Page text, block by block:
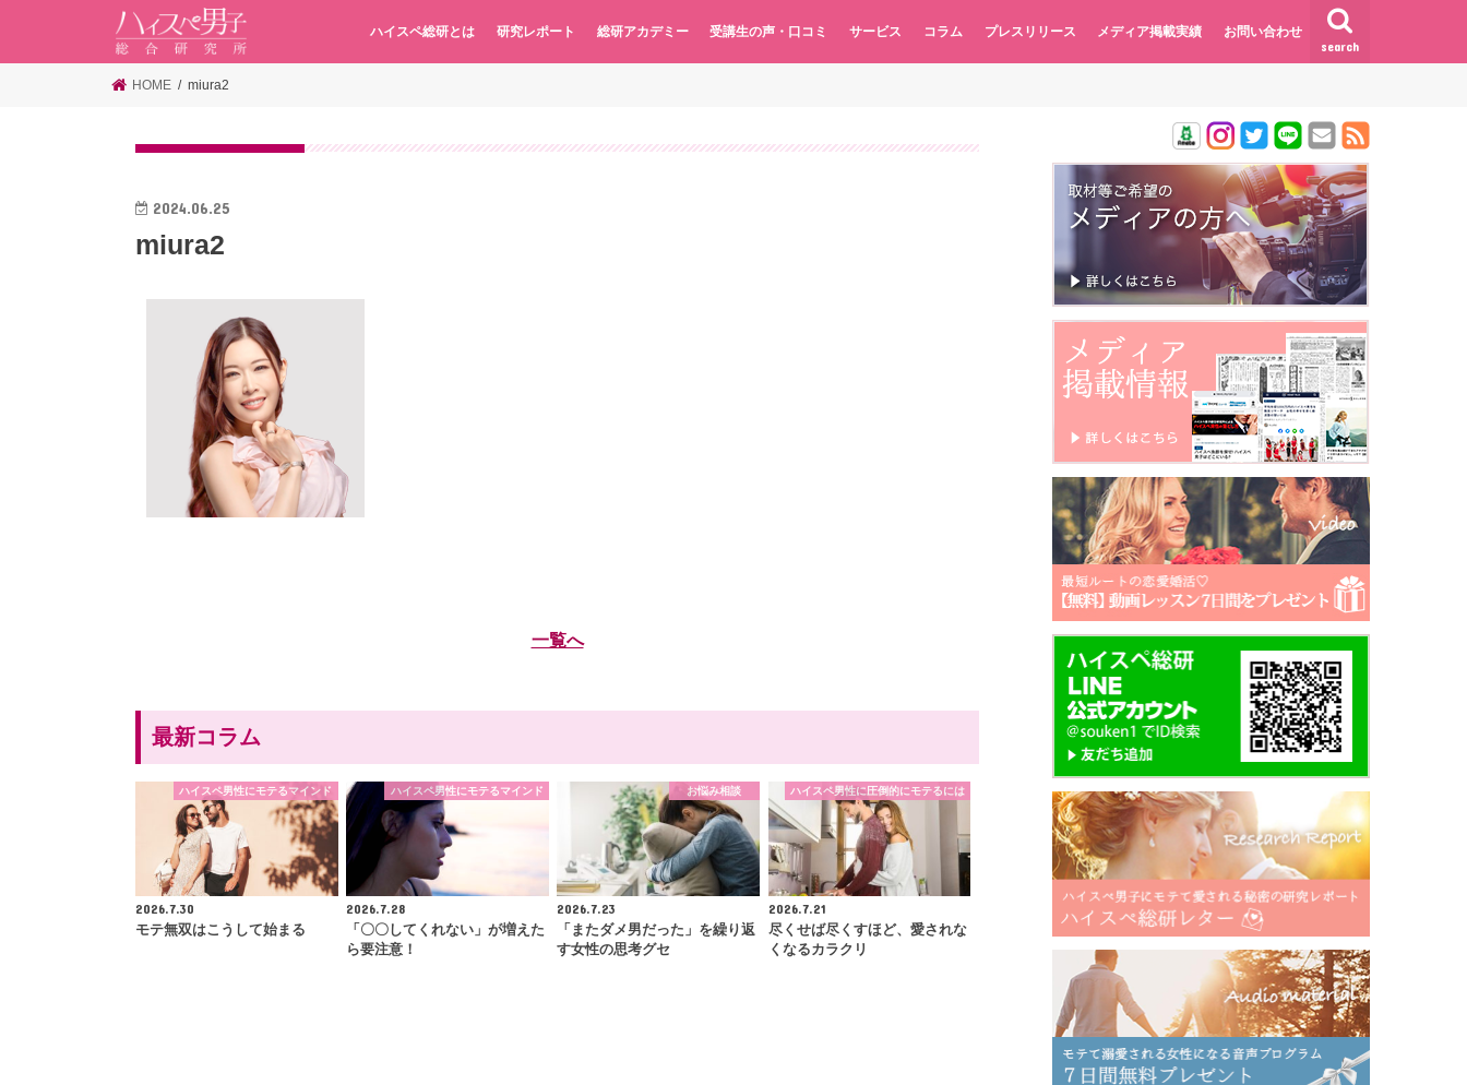
search
ハイスペ総研とは 研究レポート 総研アカデミー 受講生の声・口コミ サービス コラム プレスリリース メディア掲載実績 お問い合わせ
HOME miura2
2024.06.25
miura2
一覧へ
最新コラム
ハイスペ男性にモテるマインド
2026.7.30
モテ無双はこうして始まる
ハイスペ男性にモテるマインド
2026.7.28
「〇〇してくれない」が増えた
ら要注意！
お悩み相談
2026.7.23
「またダメ男だった」を繰り返
す女性の思考グセ
ハイスペ男性に圧倒的にモテるには
2026.7.21
尽くせば尽くすほど、愛されな
くなるカラクリ